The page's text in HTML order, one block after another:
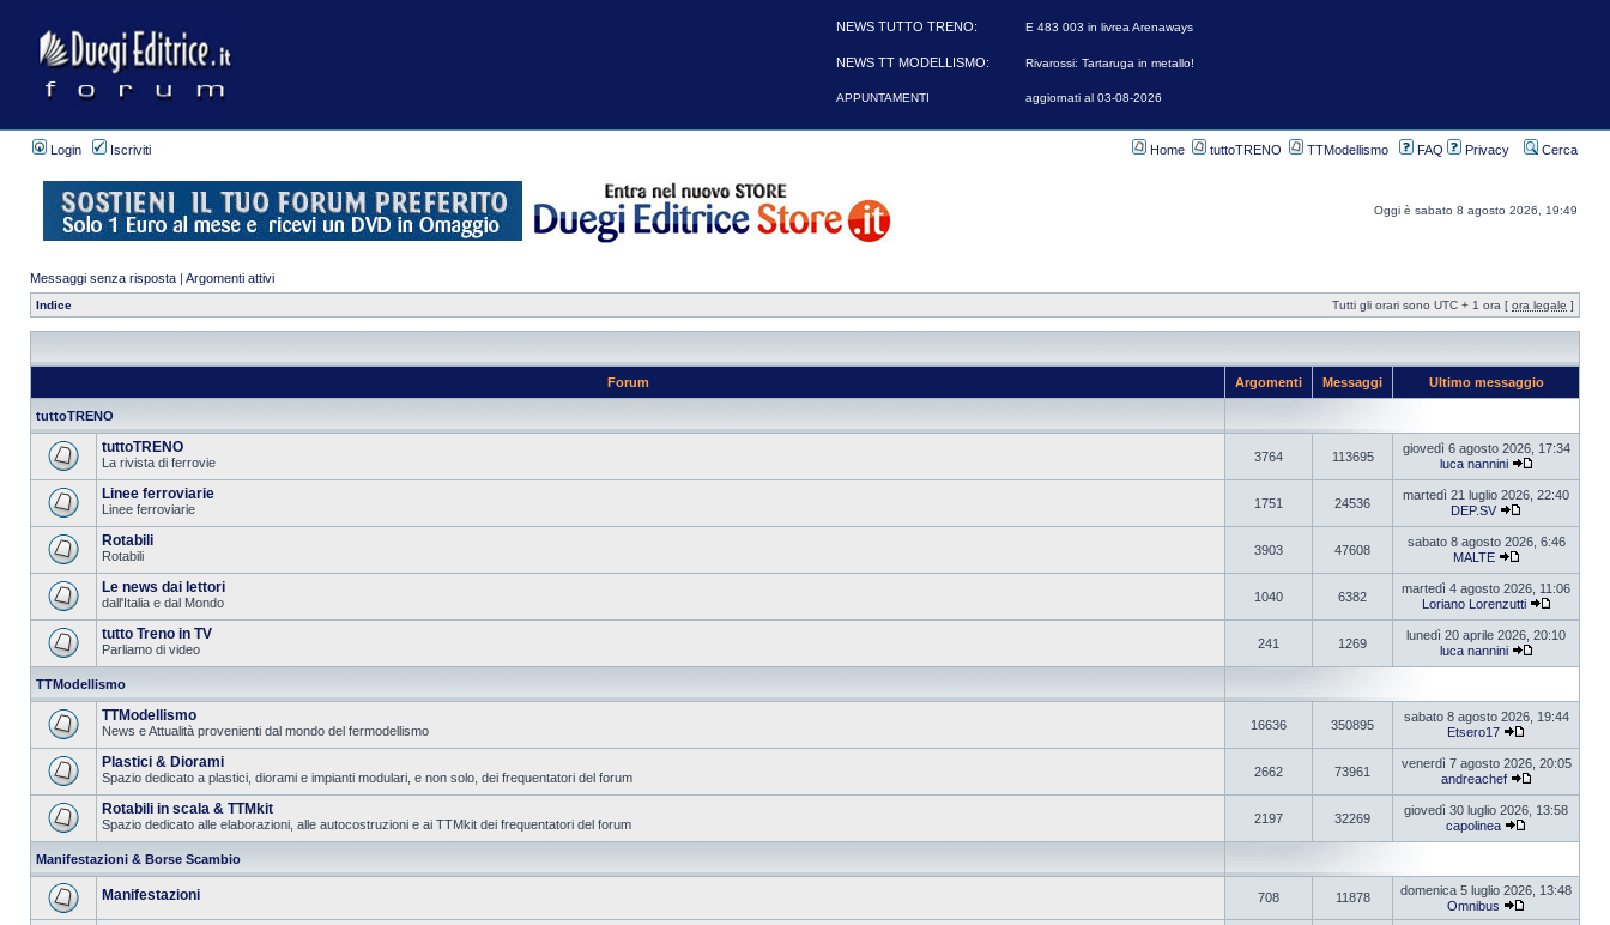
Login Iscriviti Home tuttoTRENO TTModellismo FAQ Privacy Cerca
Oggi è sabato 8 agosto 2026, 19:49
Messaggi senza risposta | Argomenti attivi
Indice Tutti gli orari sono UTC + 1 ora [ ora legale ]
Forum Argomenti Messaggi Ultimo messaggio
tuttoTRENO
tuttoTRENO
La rivista di ferrovie 3764 113695
giovedì 6 agosto 2026, 17:34
luca nannini
Linee ferroviarie
Linee ferroviarie 1751 24536
martedì 21 luglio 2026, 22:40
DEP.SV
Rotabili
Rotabili 3903 47608
sabato 8 agosto 2026, 6:46
MALTE
Le news dai lettori
dall'Italia e dal Mondo 1040 6382
martedì 4 agosto 2026, 11:06
Loriano Lorenzutti
tutto Treno in TV
Parliamo di video 241 1269
lunedì 20 aprile 2026, 20:10
luca nannini
TTModellismo
TTModellismo
News e Attualità provenienti dal mondo del fermodellismo 16636 350895
sabato 8 agosto 2026, 19:44
Etsero17
Plastici & Diorami
Spazio dedicato a plastici, diorami e impianti modulari, e non solo, dei frequentatori del forum 2662 73961
venerdì 7 agosto 2026, 20:05
andreachef
Rotabili in scala & TTMkit
Spazio dedicato alle elaborazioni, alle autocostruzioni e ai TTMkit dei frequentatori del forum 2197 32269
giovedì 30 luglio 2026, 13:58
capolinea
Manifestazioni & Borse Scambio
Manifestazioni 708 11878
domenica 5 luglio 2026, 13:48
Omnibus
NEWS TUTTO TRENO: E 483 003 in livrea Arenaways
NEWS TT MODELLISMO: Rivarossi: Tartaruga in metallo!
APPUNTAMENTI aggiornati al 03-08-2026